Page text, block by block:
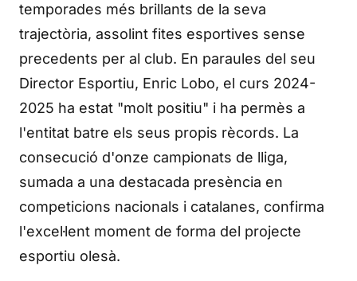
temporades més brillants de la seva
trajectòria, assolint fites esportives sense
precedents per al club. En paraules del seu
Director Esportiu, Enric Lobo, el curs 2024-
2025 ha estat "molt positiu" i ha permès a
l'entitat batre els seus propis rècords. La
consecució d'onze campionats de lliga,
sumada a una destacada presència en
competicions nacionals i catalanes, confirma
l'excel·lent moment de forma del projecte
esportiu olesà.